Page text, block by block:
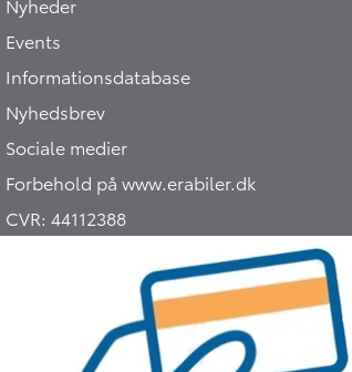
Events
Informationsdatabase
Nyhedsbrev
Sociale medier
Forbehold påwww.erabiler.dk
CVR:44112388